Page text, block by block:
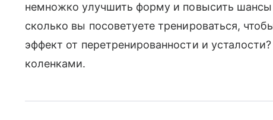
немножко улучшить форму и повысить шансы
сколько вы посоветуете тренироваться,
эффект от перетренированности и
коленками.